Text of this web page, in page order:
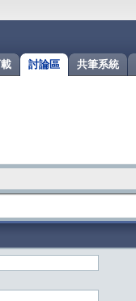
共筆系統
討論區